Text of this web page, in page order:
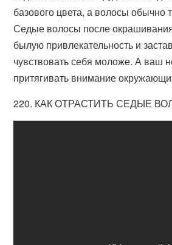
базового цвета, а волосы обычно
Седые волосы после
былую привлекательность и
чувствовать себя моложе. А ваш
притягивать внимание
220. КАК ОТРАСТИТЬ СЕДЫЕ